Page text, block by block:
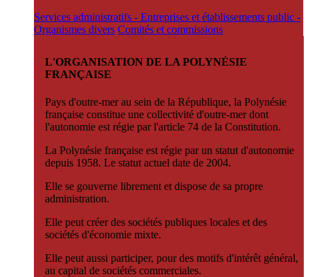
Services administratifs - Entreprises et établissements public -
Organismes divers Comités et commissions
L'ORGANISATION DE LA POLYNÉSIE
FRANÇAISE
Pays d'outre-mer au sein de la République, la Polynésie
française constitue une collectivité d'outre-mer dont
l'autonomie est régie par l'article 74 de la Constitution.
La Polynésie française est régie par un statut d'autonomie
depuis 1958. Le statut actuel date de 2004.
Elle se gouverne librement et dispose de sa propre
administration.
Elle peut créer des sociétés publiques locales et des
sociétés d'économie mixte.
Elle peut aussi participer, pour des motifs d'intérêt général,
au capital de sociétés commerciales.